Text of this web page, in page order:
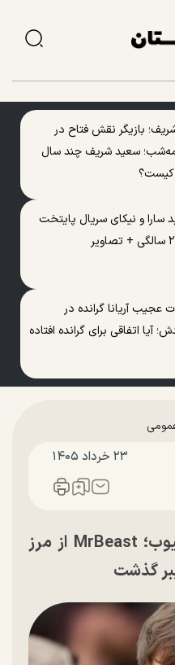
بازیگر نقش فتاح در
سعید شریف چند سال
کیست؟
سارا و نیکای سریال پایتخت
عجیب آریانا گرانده در
اتفاقی برای گرانده افتاده
۲۳ خرداد ۱۴۰۵
رکورد تاریخی در یوتیوب؛ MrBeast از مرز